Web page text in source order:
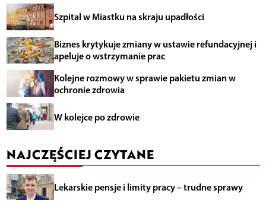
Szpital w Miastku na skraju upadłości
Biznes krytykuje zmiany w ustawie refundacyjnej i
apeluje o wstrzymanie prac
Kolejne rozmowy w sprawie pakietu zmian w
ochronie zdrowia
W kolejce po zdrowie
NAJCZĘŚCIEJ CZYTANE
Lekarskie pensje i limity pracy – trudne sprawy